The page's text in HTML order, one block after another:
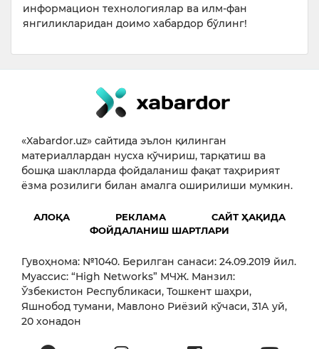
информацион технологиялар ва илм-фан
янгиликларидан доимо хабардор бўлинг!
«Xabardor.uz» сайтида эълон қилинган
материаллардан нусха кўчириш, тарқатиш ва
бошқа шаклларда фойдаланиш фақат таҳририят
ёзма розилиги билан амалга оширилиши мумкин.
АЛОҚА РЕКЛАМА
САЙТ ҲАҚИДА
ФОЙДАЛАНИШ ШАРТЛАРИ
Гувоҳнома: №1040. Берилган санаси: 24.09.2019 йил.
Муассис: “High Networks” МЧЖ. Манзил:
Ўзбекистон Республикаси, Тошкент шаҳри,
Яшнобод тумани, Мавлоно Риёзий кўчаси, 31А уй,
20 хонадон